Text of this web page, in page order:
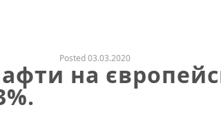
Posted 03.03.2020
на